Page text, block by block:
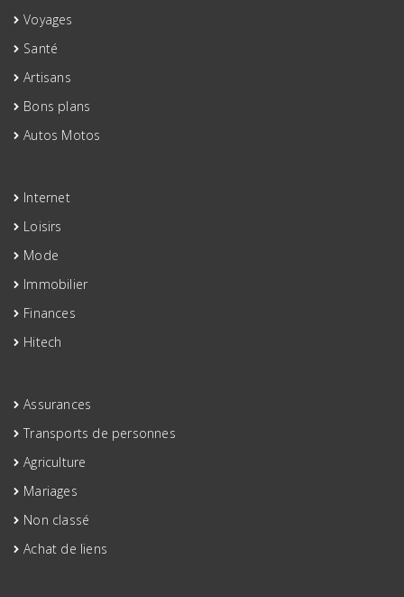
Voyages
Santé
Artisans
Bons plans
Autos Motos
Internet
Loisirs
Mode
Immobilier
Finances
Hitech
Assurances
Transports de personnes
Agriculture
Mariages
Non classé
Achat de liens